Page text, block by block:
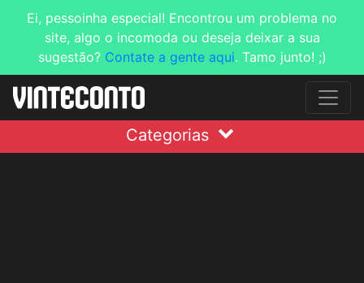
Ei, pessoinha especial! Encontrou um problema no
site, algo o incomoda ou deseja deixar a sua
sugestão? Contate a gente aqui. Tamo junto! ;)
Categorias